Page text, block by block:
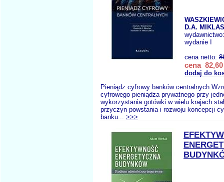
D.A.
wydanie I
cena netto:
cena 82,60
dodaj do
Pieniądz cyfrowy banków centralnych
cyfrowego pieniądza prywatnego przy
wykorzystania gotówki w wielu krajach
przyczyn powstania i rozwoju koncepcji
banku... >>>